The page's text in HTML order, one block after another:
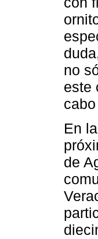
no
este
En
de